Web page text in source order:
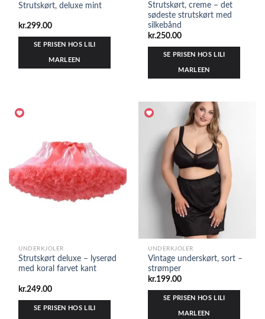
Strutskørt, deluxe mint
kr.299.00
SE PRISEN HOS LILI
MARLEEN
Strutskørt, creme – det
sødeste strutskørt med
silkebånd
kr.250.00
SE PRISEN HOS LILI
MARLEEN
UNDERKJOLER
Strutskørt deluxe – lyserød
med koral farvet kant
kr.249.00
SE PRISEN HOS LILI
UNDERKJOLER
Vintage underskørt, sort –
strømper
kr.199.00
SE PRISEN HOS LILI
MARLEEN